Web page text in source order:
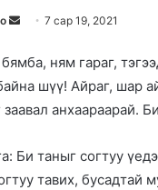
n
d
a
e
m
7 сар 19, 2021
ням гараг,
шүү! Айраг, шар
заавал анхаараарай.
Би таныг согтуу
тавих, бусадтай